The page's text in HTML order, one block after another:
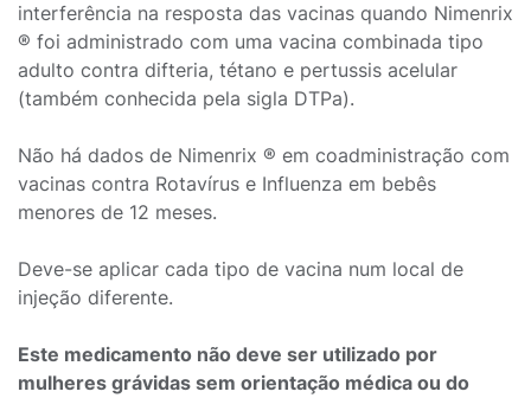
interferência na resposta das vacinas quando Nimenrix
® foi administrado com uma vacina combinada tipo
adulto contra difteria, tétano e pertussis acelular
(também conhecida pela sigla DTPa).
Não há dados de Nimenrix ® em coadministração com
vacinas contra Rotavírus e Influenza em bebês
menores de 12 meses.
Deve-se aplicar cada tipo de vacina num local de
injeção diferente.
Este medicamento não deve ser utilizado por
mulheres grávidas sem orientação médica ou do